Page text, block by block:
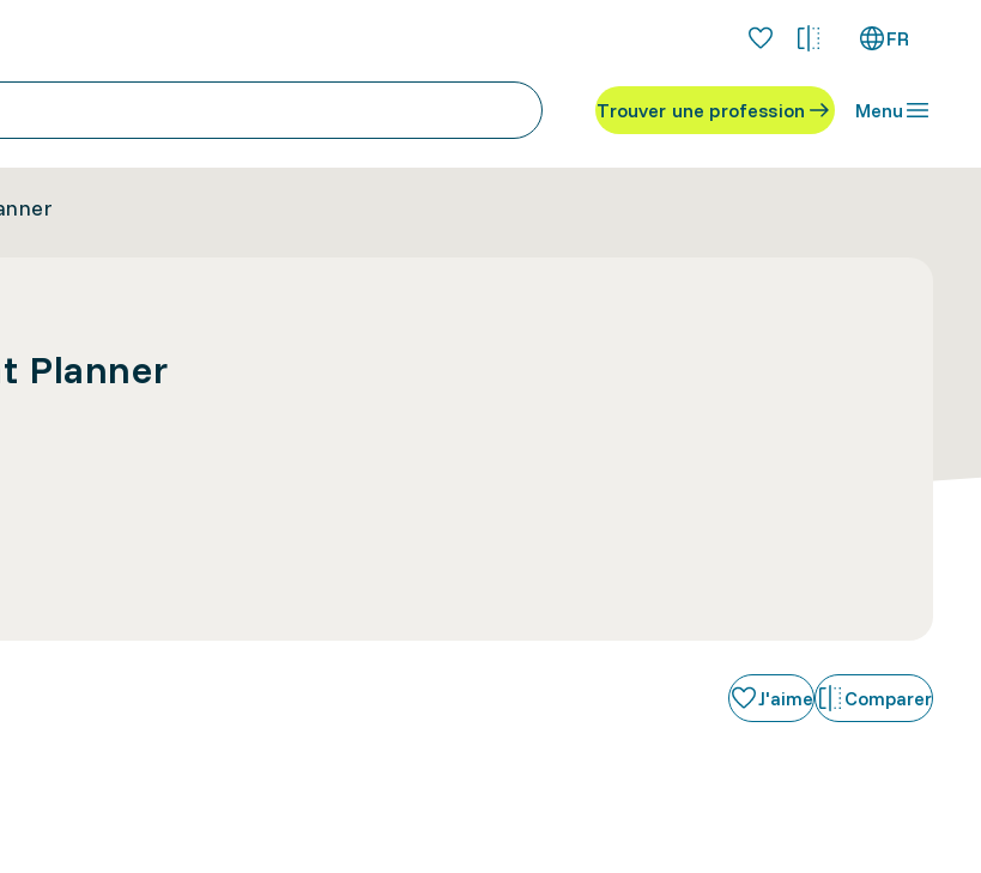
FR
Trouver une profession Menu
Planner
J'aime Comparer